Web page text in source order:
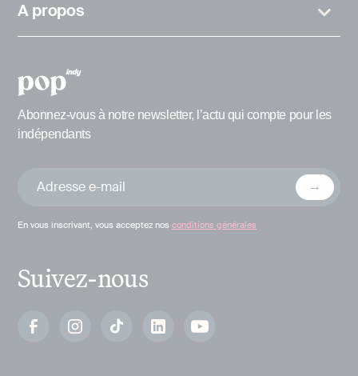
A propos
Abonnez-vous à notre newsletter, l’actu qui compte pour les
indépendants
En vous inscrivant, vous acceptez nos conditions générales
Suivez-nous